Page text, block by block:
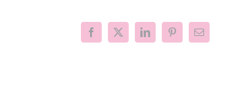
Facebook
X LinkedInPinterestEmail